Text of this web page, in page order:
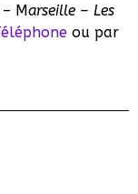
– Marseille – Les
ou par